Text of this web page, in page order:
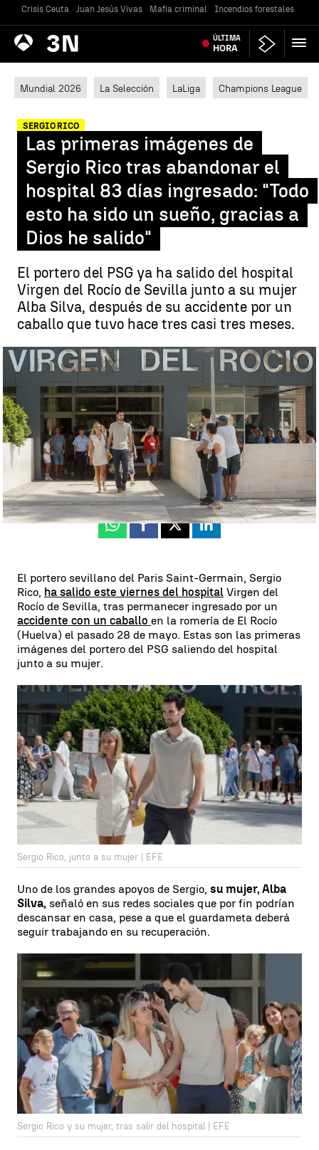
Crisis Ceuta Juan Jesús Vivas Mafia criminal Incendios forestales
Antena
3 Noticias ÚLTIMA
HORA
Mundial 2026 La Selección LaLiga Champions League
SERGIO RICO
Las primeras imágenes de
Sergio Rico tras abandonar el
hospital 83 días ingresado: "Todo
esto ha sido un sueño, gracias a
Dios he salido"
El portero del PSG ya ha salido del hospital
Virgen del Rocío de Sevilla junto a su mujer
Alba Silva, después de su accidente por un
caballo que tuvo hace tres casi tres meses.
Las primeras imágenes de Sergio Rico tras abandonar el hospital 83
días ingresado: "Todo esto ha sido un sueño, gracias a Dios he
Pedro Jiménez
Publicado:18 de agosto de 2023, 13:40
Whatsapp
Facebook
X Linkedin
El portero sevillano del Paris Saint-Germain, Sergio
Rico, ha salido este viernes del hospital Virgen del
Rocío de Sevilla, tras permanecer ingresado por un
accidente con un caballo en la romería de El Rocío
(Huelva) el pasado 28 de mayo. Estas son las primeras
imágenes del portero del PSG saliendo del hospital
junto a su mujer.
Sergio Rico, junto a su mujer | EFE
Uno de los grandes apoyos de Sergio, su mujer, Alba
Silva, señaló en sus redes sociales que por fin podrían
descansar en casa, pese a que el guardameta deberá
seguir trabajando en su recuperación.
Sergio Rico y su mujer, tras salir del hospital | EFE